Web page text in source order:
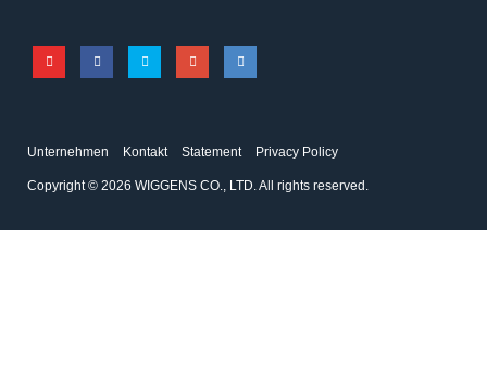
Unternehmen Kontakt Statement Privacy Policy
Copyright © 2026 WIGGENS CO., LTD. All rights reserved.